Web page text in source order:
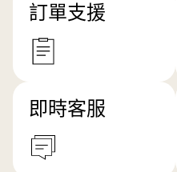
訂單支援
即時客服